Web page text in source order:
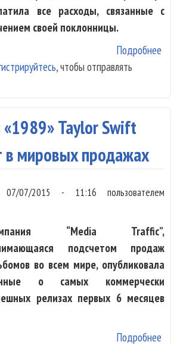
все расходы, связанные с
своей поклонницы.
Подробнее
, чтобы отправлять
Taylor Swift
в мировых продажах
07/07/2015 - 11:16 пользователем
“Media Traffic”,
подсчетом продаж
во всем мире, опубликовала
о самых коммерчески
релизах первых 6 месяцев
Подробнее